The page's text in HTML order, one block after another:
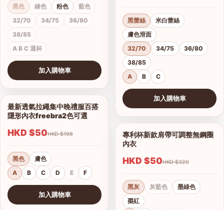
黑色 綠色 粉色
藍色
32/70
34/75
36/80
38/85
A B C 通杯
加入購物車
1/6
查看圖片
最新透氣拉繩集中晚禮服百搭
隱形內衣freebra2色可選
HKD $50 HKD $198
黑色
膚色
A
B C D E F
加入購物車
查看圖片
黑蕾絲
米白蕾絲
膚色滑面
32/70
34/75
36/80
38/85
A
B C
加入購物車
1/9
查看圖片
專利杯新款肩帶可調整無鋼圈
內衣
HKD $50 HKD $320
黑灰 灰藍色
墨綠色
棗紅